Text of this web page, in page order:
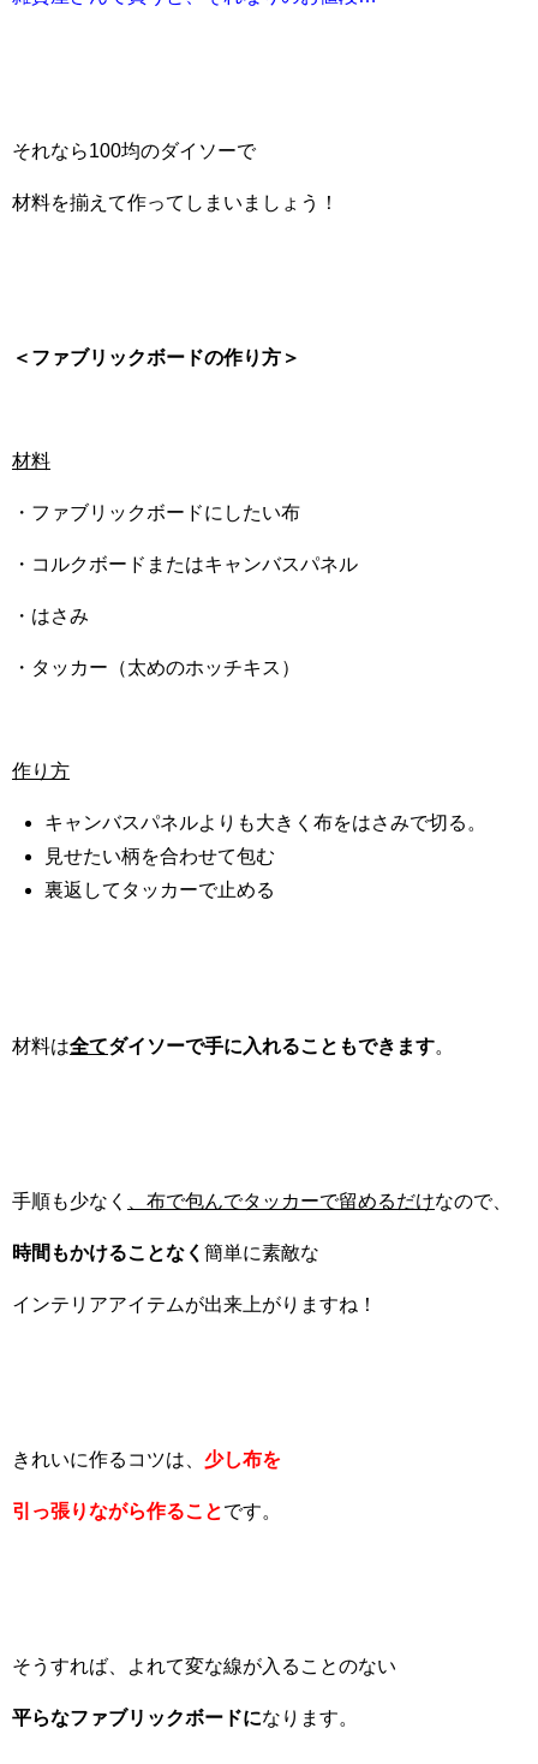
それなら100均のダイソーで
材料を揃えて作ってしまいましょう！
＜ファブリックボードの作り方＞
材料
・ファブリックボードにしたい布
・コルクボードまたはキャンバスパネル
・はさみ
・タッカー（太めのホッチキス）
作り方
キャンバスパネルよりも大きく布をはさみで切る。
見せたい柄を合わせて包む
裏返してタッカーで止める
材料は全てダイソーで手に入れることもできます。
手順も少なく 、布で包んでタッカーで留めるだけなので、
時間もかけることなく 簡単に素敵な
インテリアアイテムが出来上がりますね！
きれいに作るコツは、 少し布を
引っ張りながら作ることです。
そうすれば、よれて変な線が入ることのない
平らなファブリックボードになります。